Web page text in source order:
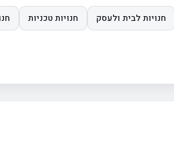
חנויות לבית ולעסק חנויות טכניות